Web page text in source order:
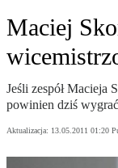
Maciej
Jeśli zespół Macieja
powinien dziś
Aktualizacja: 13.05.2011 01:20